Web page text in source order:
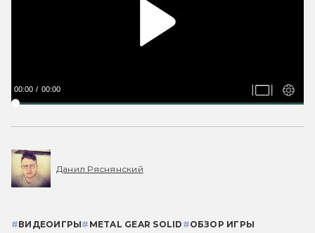
00:00 00:00
Данил Ряснянский
#ВИДЕОИГРЫ# METAL GEAR SOLID #ОБЗОР ИГРЫ